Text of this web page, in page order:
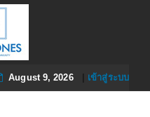
August 9, 2026| เข้าสู่ระบบ